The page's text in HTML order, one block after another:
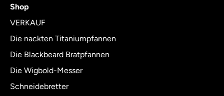
of
Shop
VERKAUF
Die nackten Titaniumpfannen
Die Blackbeard Bratpfannen
Die Wigbold-Messer
Schneidebretter